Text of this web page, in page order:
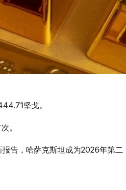
坚戈。
。
告，哈萨克斯坦成为2026年第二